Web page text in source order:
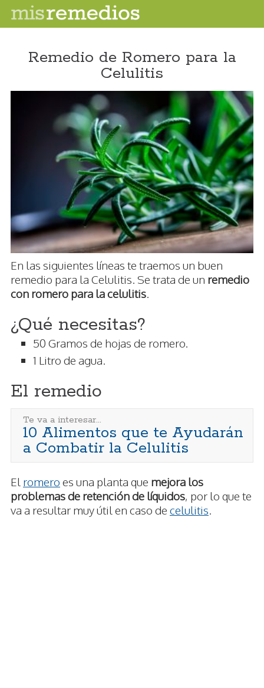
Remedio de Romero para la
Celulitis
En las siguientes líneas te traemos un buen
remedio para la Celulitis. Se trata de un remedio
con romero para la celulitis
¿Qué necesitas?
50 Gramos de hojas de romero.
1 Litro de agua.
El remedio
Te va a interesar...
10 Alimentos que te Ayudarán
a Combatir la Celulitis
El romero es una planta que mejora los
problemas de retención de líquidos, por lo que te
va a resultar muy útil en caso de celulitis